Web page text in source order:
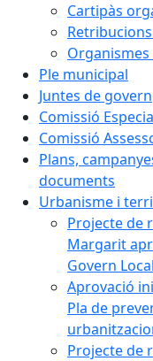
Cartipàs
Ple municipal
Juntes de govern
Comissió
Comissió
Plans,
documents
Urbanisme i
Projecte de
Margarit
Govern
Aprovació
Pla de
Projecte de